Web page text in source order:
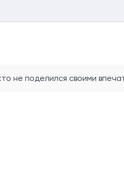
не поделился своими